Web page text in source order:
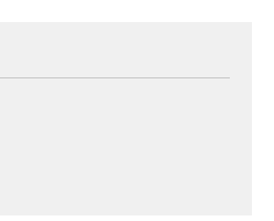
ny flik, extern webbplats,
webbplats,
flik, extern webbplats,
postklient,